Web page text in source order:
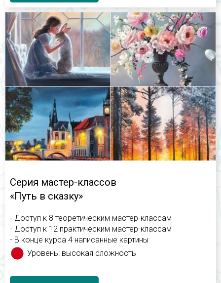
Серия мастер-классов
«Путь в сказку»
- Доступ к 8 теоретическим мастер-классам
- Доступ к 12 практическим мастер-классам
- В конце курса 4 написанные картины
Уровень: высокая сложность